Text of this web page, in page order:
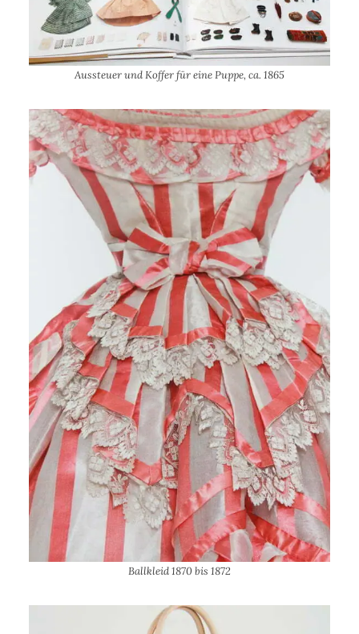
Aussteuer und Koffer für eine Puppe, ca. 1865
Ballkleid 1870 bis 1872